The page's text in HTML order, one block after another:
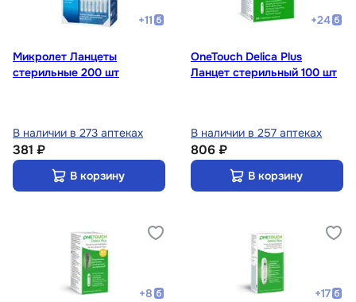
+11
Микролет Ланцеты
стерильные 200 шт
В наличии в 273 аптеках
381 ₽
В корзину
+24
OneTouch Delica Plus
Ланцет стерильный 100 шт
В наличии в 257 аптеках
806 ₽
В корзину
+8 +17